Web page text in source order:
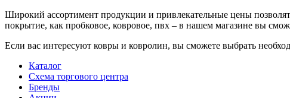
Широкий ассортимент продукции и привлекательные цены
покрытие, как пробковое, ковровое, пвх – в нашем магазине вы
Если вас интересуют ковры и ковролин, вы сможете выбрать
Каталог
Схема торгового центра
Бренды